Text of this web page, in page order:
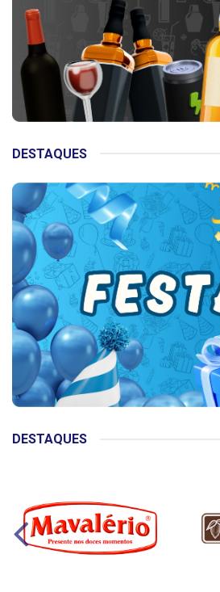
DESTAQUES
DESTAQUES